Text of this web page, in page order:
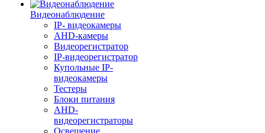
Видеонаблюдение
IP- видеокамеры
AHD-камеры
Видеорегистратор
IP-видеорегистратор
Купольные IP-
видеокамеры
Тестеры
Блоки питания
AHD-
видеорегистраторы
Освещение